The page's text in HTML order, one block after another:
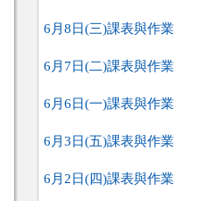
6月8日(三)課表與作業
6月7日(二)課表與作業
6月6日(一)課表與作業
6月3日(五)課表與作業
6月2日(四)課表與作業